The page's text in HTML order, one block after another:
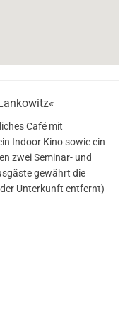
Café mit
Indoor Kino sowie ein
zwei Seminar- und
gewährt die
Unterkunft entfernt)